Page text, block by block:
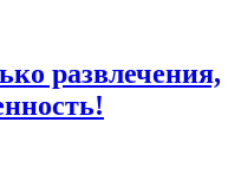
развлечения,